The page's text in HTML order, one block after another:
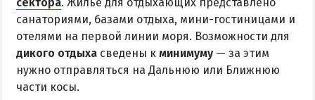
санаториями, базами отдыха, мини-гостиницами и
отелями на первой линии моря. Возможности для
дикого отдыха сведены к минимуму — за этим
нужно отправляться на Дальнюю или Ближнюю
части косы.